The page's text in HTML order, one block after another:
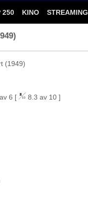
250 KINO STREAMING
(1949)
6 [
8.3 av 10 ]